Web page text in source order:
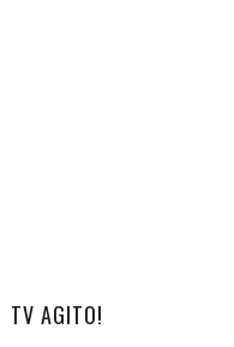
TV AGITO!